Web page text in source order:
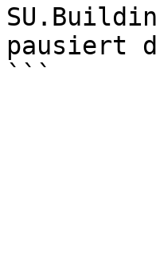
pausiert